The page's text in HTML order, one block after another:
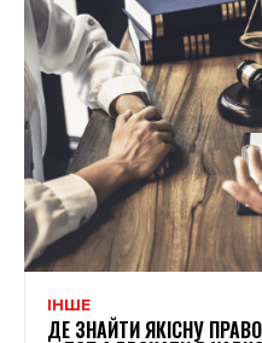
ІНШЕ
ДЕ ЗНАЙТИ ЯКІСНУ